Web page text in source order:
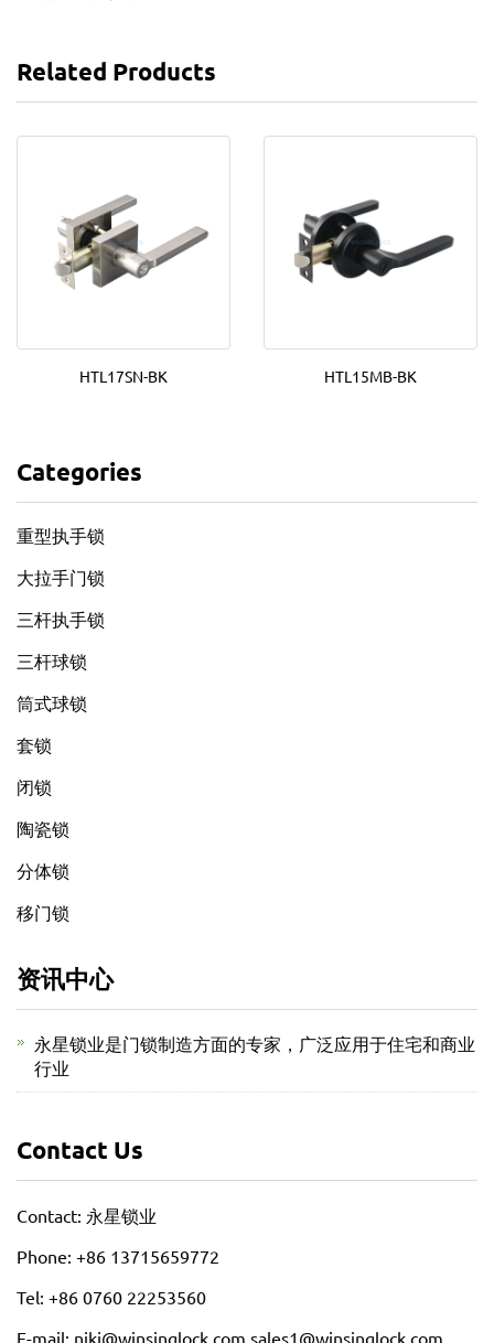
Related Products
HTL17SN-BK HTL15MB-BK
Categories
重型执手锁
大拉手门锁
三杆执手锁
三杆球锁
筒式球锁
套锁
闭锁
陶瓷锁
分体锁
移门锁
资讯中心
永星锁业是门锁制造方面的专家，广泛应用于住宅和商业
行业
Contact Us
Contact: 永星锁业
Phone: +86 13715659772
Tel: +86 0760 22253560
E-mail: niki@winsinglock.com sales1@winsinglock.com